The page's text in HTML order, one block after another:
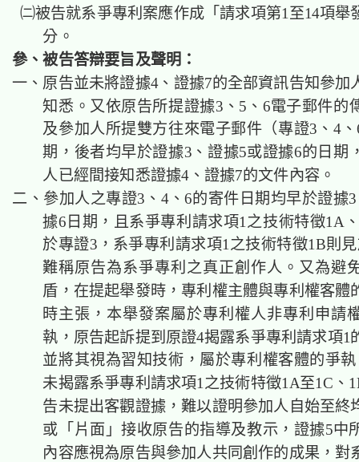
㈡被告就系爭專利案應作成「請求項第1至14項舉
分。
參、被告答辯要旨及聲明：
一、原告並未將證據4、證據7的全部資訊告知參加
知悉。又依原告所提證據3、5、6電子郵件的
及參加人所提雙方往來電子郵件（專證3、4
期，後者均早於證據3、證據5或證據6的日期
人已經間接知悉證據4、證據7的文件內容。
二、參加人之專證3、4、6的寄件日期均早於證據
據6日期，且系爭專利請求項1之技術特徵1A
於專證3，系爭專利請求項1之技術特徵1B則
難稱原告為系爭專利之真正創作人。又為避
盾，在提起舉發時，專利權主體與專利權客體
時主張，本舉發案屬於專利權人非專利申請
執，原告起訴提到原證4揭露系爭專利請求項1
並將其視為習知技術，屬於專利權客體的爭
未揭露系爭專利請求項1之技術特徵1A至1C、
告未提出客觀證據，難以證明參加人自始至終
或「片面」接收原告的指導及教示，證據5中
內容應視為原告與參加人共同創作的成果，對